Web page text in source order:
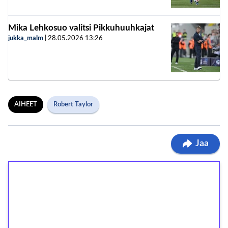
Mika Lehkosuo valitsi Pikkuhuuhkajat
jukka_malm 28.05.2026 13:26
AIHEET Robert Taylor
Jaa